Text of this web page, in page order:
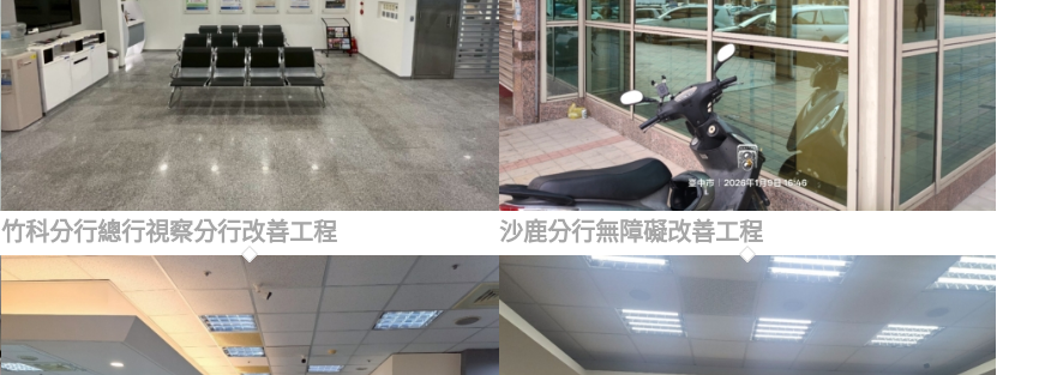
竹科分行總行視察分行改善工程 沙鹿分行無障礙改善工程